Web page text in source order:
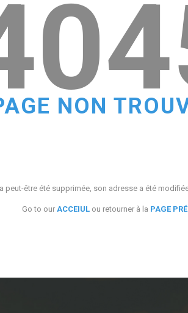
NON
peut-être été supprimée, son adresse a été
Go to our ACCEIUL ou retourner à la PAGE